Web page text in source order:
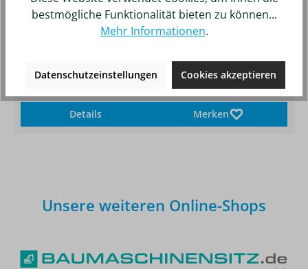
Artikelnummer:0950007012
Details Merken
Unsere weiteren Online-Shops
bestmögliche Funktionalität bieten zu können...
Mehr Informationen.
Datenschutzeinstellungen Cookies akzeptieren